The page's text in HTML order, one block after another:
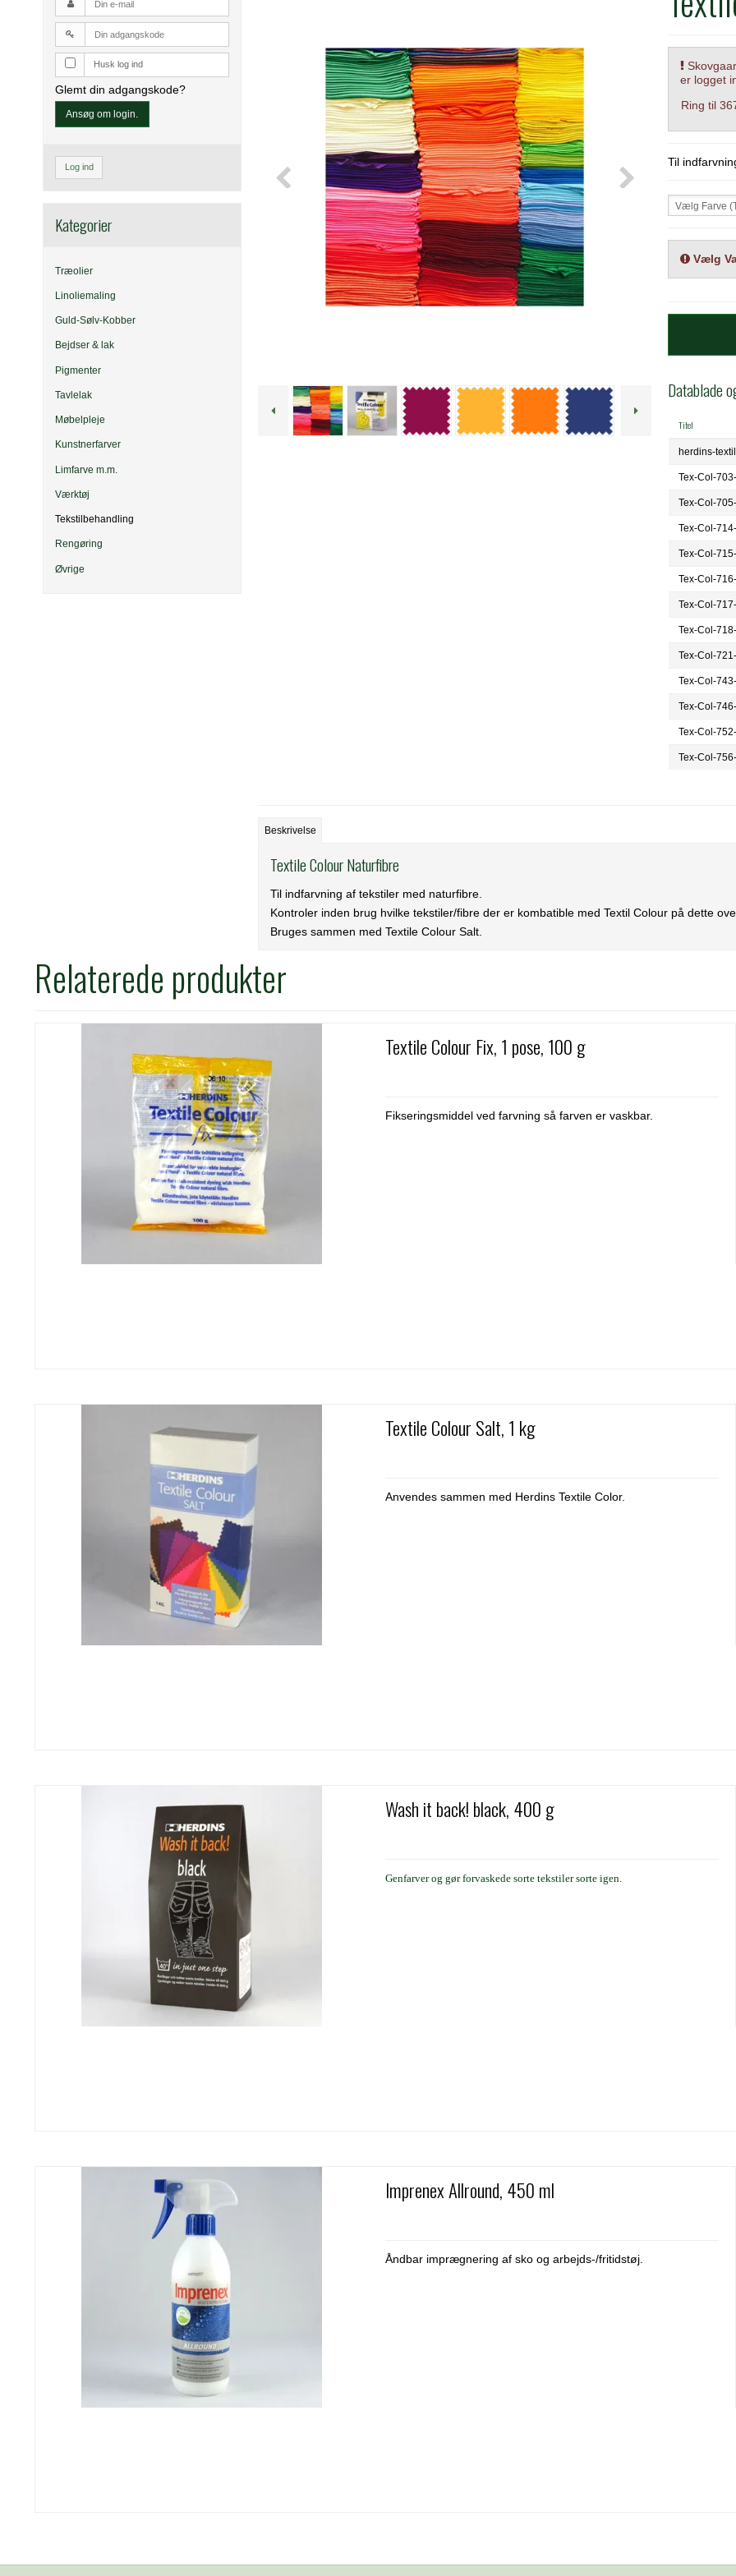
Husk log ind
Glemt din adgangskode?
Ansøg om login.
Log ind
Kategorier
Træolier
Linoliemaling
Guld-Sølv-Kobber
Bejdser & lak
Pigmenter
Tavlelak
Møbelpleje
Kunstnerfarver
Limfarve m.m.
Værktøj
Tekstilbehandling
Rengøring
Øvrige
er logget
Ring til
Til
Vælg Farve
Vælg
Datablade
Titel
herdins-
Tex-Col-
Tex-Col-
Tex-Col-
Tex-Col-
Tex-Col-
Tex-Col-
Tex-Col-
Tex-Col-
Tex-Col-
Tex-Col-
Tex-Col-
Tex-Col-
Beskrivelse
Textile Colour Naturfibre
Til indfarvning af tekstiler med naturfibre.
Kontroler inden brug hvilke tekstiler/fibre der er kombatible med Textil Colour på dette
Bruges sammen medTextile Colour Salt.
Relaterede produkter
Textile Colour Fix, 1 pose, 100 g
Fikseringsmiddel ved farvning så farven er vaskbar.
Textile Colour Salt, 1 kg
Anvendes sammen med Herdins Textile Color.
Wash it back! black, 400 g
Genfarver og gør forvaskede sorte tekstiler sorte igen.
Imprenex Allround, 450 ml
Åndbar imprægnering af sko og arbejds-/fritidstøj.